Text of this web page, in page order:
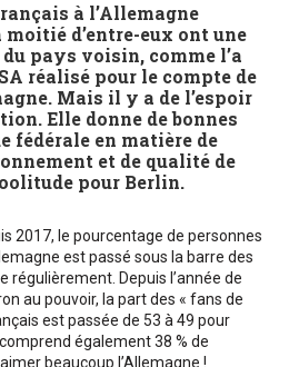
à l’Allemagne
d’entre-eux ont une
pays voisin, comme l’a
réalisé pour le compte de
Mais il y a de l’espoir
Elle donne de bonnes
fédérale en matière de
et de qualité de
pour Berlin.
2017, le pourcentage de personnes
est passé sous la barre des
régulièrement. Depuis l’année de
au pouvoir, la part des « fans de
est passée de 53 à 49 pour
également 38 % de
beaucoup l’Allemagne !